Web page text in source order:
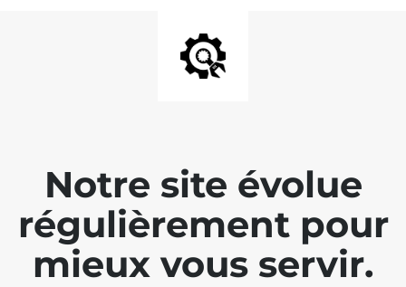
Notre site évolue
régulièrement pour
mieux vous servir.